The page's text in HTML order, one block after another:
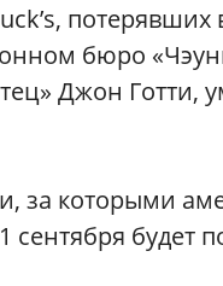
потерявших
бюро
Джон
за которыми
будет